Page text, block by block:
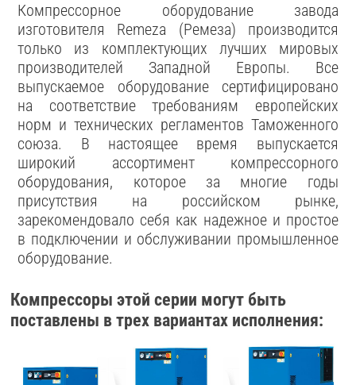
Компрессорное оборудование завода
изготовителя Remeza (Ремеза) производится
только из комплектующих лучших мировых
производителей Западной Европы. Все
выпускаемое оборудование сертифицировано
на соответствие требованиям европейских
норм и технических регламентов Таможенного
союза. В настоящее время выпускается
широкий ассортимент компрессорного
оборудования, которое за многие годы
присутствия на российском рынке,
зарекомендовало себя как надежное и простое
в подключении и обслуживании промышленное
оборудование.
Компрессоры этой серии могут быть
поставлены в трех вариантах исполнения: